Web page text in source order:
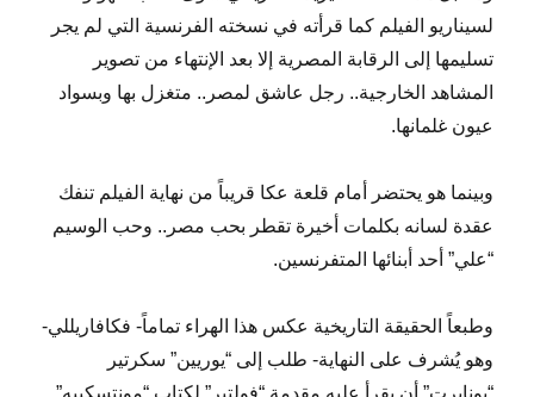
لسيناريو الفيلم كما قرأته في نسخته الفرنسية التي لم يجر
تسليمها إلى الرقابة المصرية إلا بعد الإنتهاء من تصوير
المشاهد الخارجية.. رجل عاشق لمصر.. متغزل بها وبسواد
عيون غلمانها.
وبينما هو يحتضر أمام قلعة عكا قريباً من نهاية الفيلم تنفك
عقدة لسانه بكلمات أخيرة تقطر بحب مصر.. وحب الوسيم
“علي” أحد أبنائها المتفرنسين.
وطبعاً الحقيقة التاريخية عكس هذا الهراء تماماً- فكافاريللي-
وهو يُشرف على النهاية- طلب إلى “يوريين” سكرتير
“بونابرت” أن يقرأ عليه مقدمة “فولتير” لكتاب “مونتسكييه”